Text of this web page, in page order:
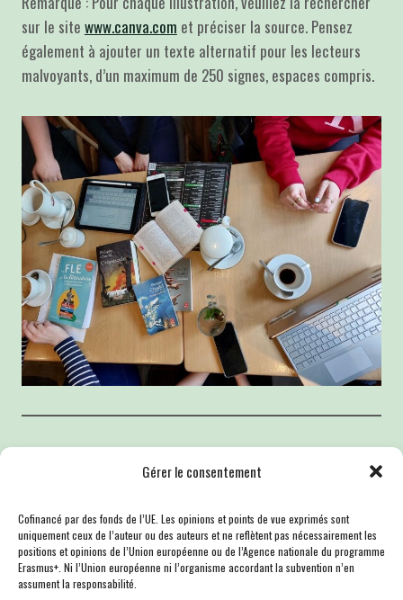
Gérer le consentement
Cofinancé par des fonds de l’UE. Les opinions et points de vue exprimés sont
uniquement ceux de l’auteur ou des auteurs et ne reflètent pas nécessairement les
positions et opinions de l’Union européenne ou de l’Agence nationale du programme
Erasmus+. Ni l’Union européenne ni l’organisme accordant la subvention n’en
assument la responsabilité.
sur le site www.canva.com et préciser la source. Pensez
également à ajouter un texte alternatif pour les lecteurs
malvoyants, d’un maximum de 250 signes, espaces compris.
Calendier 2024
dans les universités
jusqu’au23 janvier 2024 – concours de
photographie Regarder de près